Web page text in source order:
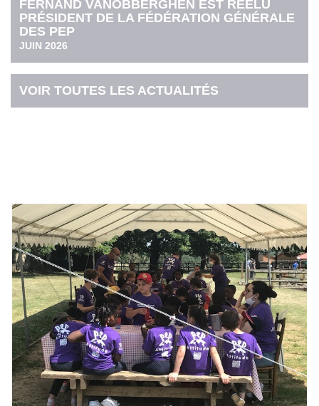
FERNAND VANOBBERGHEN EST RÉÉLU
PRÉSIDENT DE LA FÉDÉRATION GÉNÉRALE
DES PEP
JUIN 2026
VOIR TOUTES LES ACTUALITÉS